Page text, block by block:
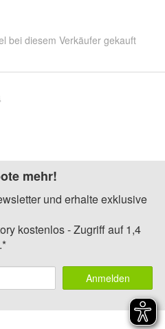
bei diesem Verkäufer gekauft
mehr!
und erhalte exklusive
kostenlos - Zugriff auf 1,4
Anmelden